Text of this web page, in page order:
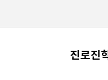
진로진